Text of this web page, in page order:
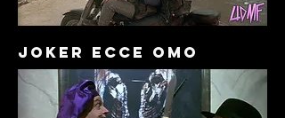
JOKER ECCE OMO